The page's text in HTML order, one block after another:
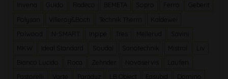
Invena
Radeco BEMETA Ferro
Geberit
Villeroy&Boch Technik Therm
Kaldewei
N-SMART Inpipe Tres Mellerud
MKW
Ideal Standard Sanotechnik Mistral
Bianco Lucido
Zehnder Novaservis
Laufen
Pastorelli
Varte LB Object